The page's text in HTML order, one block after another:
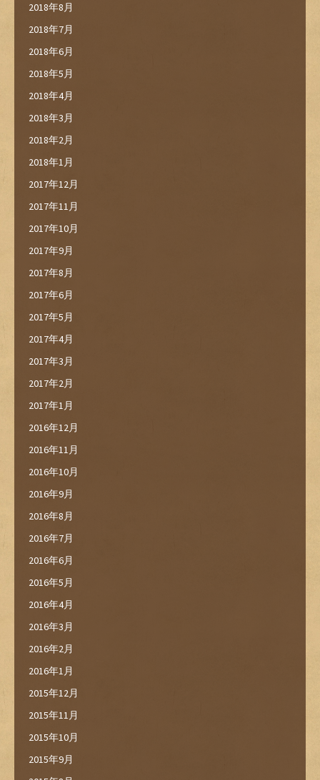
2018年8月
2018年7月
2018年6月
2018年5月
2018年4月
2018年3月
2018年2月
2018年1月
2017年12月
2017年11月
2017年10月
2017年9月
2017年8月
2017年6月
2017年5月
2017年4月
2017年3月
2017年2月
2017年1月
2016年12月
2016年11月
2016年10月
2016年9月
2016年8月
2016年7月
2016年6月
2016年5月
2016年4月
2016年3月
2016年2月
2016年1月
2015年12月
2015年11月
2015年10月
2015年9月